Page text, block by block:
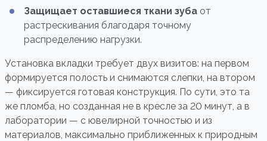
Защищает оставшиеся ткани зуба от
растрескивания благодаря точному
распределению нагрузки.
Установка вкладки требует двух визитов: на первом
формируется полость и снимаются слепки, на втором
— фиксируется готовая конструкция. По сути, это та
же пломба, но созданная не в кресле за 20 минут, а в
лаборатории — с ювелирной точностью и из
материалов, максимально приближенных к природным